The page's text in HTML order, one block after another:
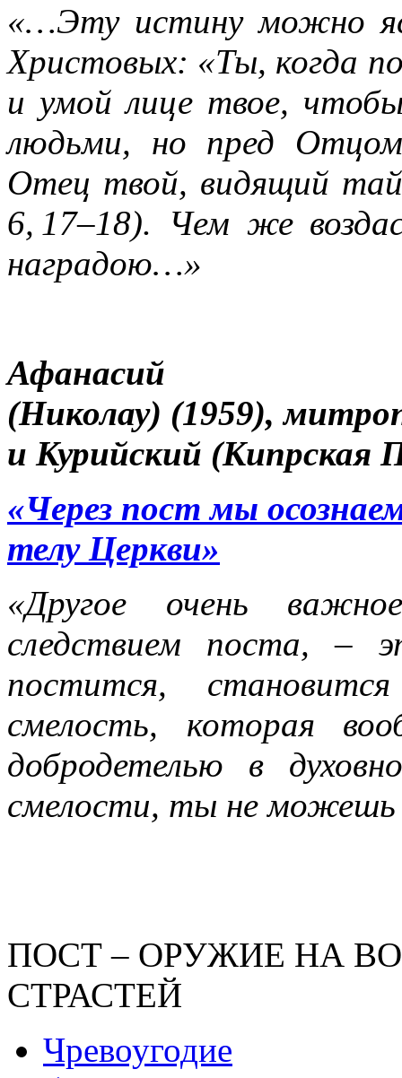
«…Эту истину можно
Христовых: «Ты, когда
и умой лице твое,
людьми, но пред
Отец твой, видящий
6, 17–18). Чем же
наградою…»
Афанасий
(Николау) (1959),
и Курийский (Кипрская
«Через пост мы
телу Церкви»
«Другое очень
следствием поста, –
постится,
смелость, которая
добродетелью в
смелости, ты не можешь
ПОСТ – ОРУЖИЕ НА
СТРАСТЕЙ
Чревоугодие